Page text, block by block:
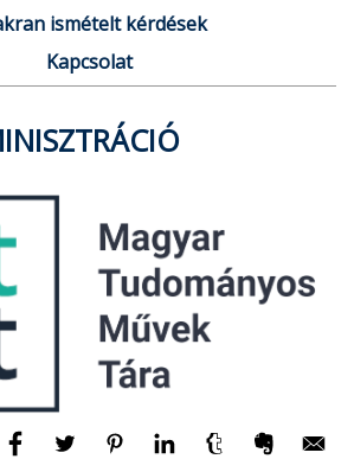
ismételt kérdések
Kapcsolat